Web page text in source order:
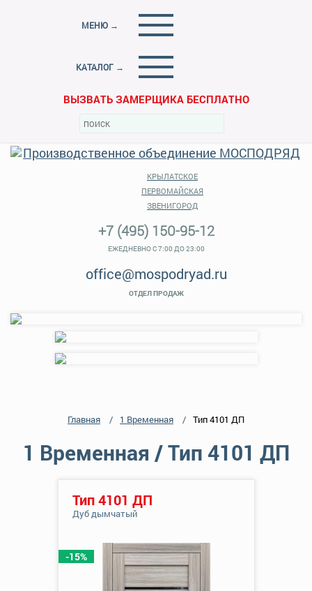
МЕНЮ →
КАТАЛОГ →
ВЫЗВАТЬ ЗАМЕРЩИКА БЕСПЛАТНО
КРЫЛАТСКОЕ
ПЕРВОМАЙСКАЯ
ЗВЕНИГОРОД
+7 (495) 150-95-12
ЕЖЕДНЕВНО С 7:00 ДО 23:00
office@mospodryad.ru
ОТДЕЛ ПРОДАЖ
Главная 1 Временная Тип 4101 ДП
1 Временная / Тип 4101 ДП
-15%
Тип 4101 ДП
Дуб дымчатый